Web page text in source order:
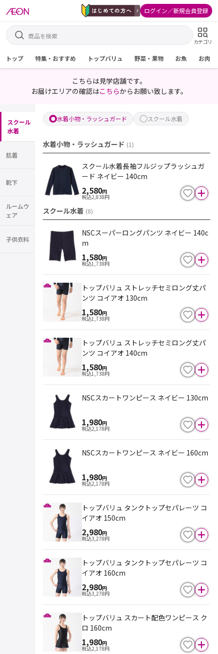
ログイン／新規会員登録
カテゴリ
トップ 特集・おすすめ トップバリュ 野菜・果物 お魚 お肉
こちらは見学店舗です。
お届けエリアの確認はこちらからお願い致します。
スクール
水着
肌着
靴下
ルームウ
ェア
子供衣料
水着小物・ラッシュガード スクール水着
水着小物・ラッシュガード (1)
スクール水着長袖フルジップラッシュガ
ード ネイビー 140cm
2,580円
税込2,838円
スクール水着 (8)
NSCスーパーロングパンツ ネイビー 140c
m
1,580円
税込1,738円
トップバリュ ストレッチセミロング丈パ
ンツ コイアオ 130cm
1,580円
税込1,738円
トップバリュ ストレッチセミロング丈パ
ンツ コイアオ 140cm
1,580円
税込1,738円
NSCスカートワンピース ネイビー 130cm
1,980円
税込2,178円
NSCスカートワンピース ネイビー 160cm
1,980円
税込2,178円
トップバリュ タンクトップセパレーツ コ
イアオ 150cm
2,980円
税込3,278円
トップバリュ タンクトップセパレーツ コ
イアオ 160cm
2,980円
税込3,278円
トップバリュ スカート配色ワンピース ク
ロ 160cm
1,980円
税込2,178円